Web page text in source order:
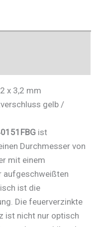
x 3,2 mm
gelb /
ist
Durchmesser von
mit einem
aufgeschweißten
ist die
Die feuerverzinkte
ist nicht nur optisch